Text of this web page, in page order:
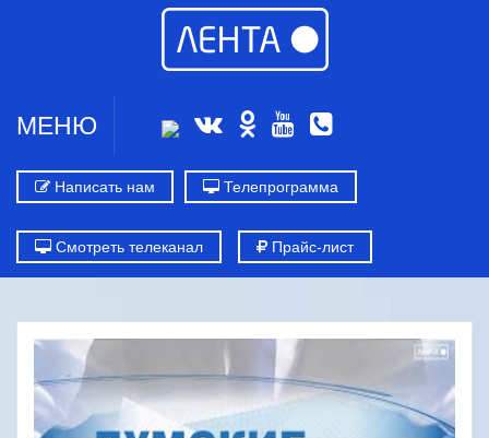
МЕНЮ
Написать нам Телепрограмма
Смотреть телеканал Прайс-лист